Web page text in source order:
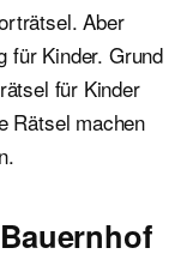
Aber
für Kinder. Grund
für Kinder
Rätsel machen